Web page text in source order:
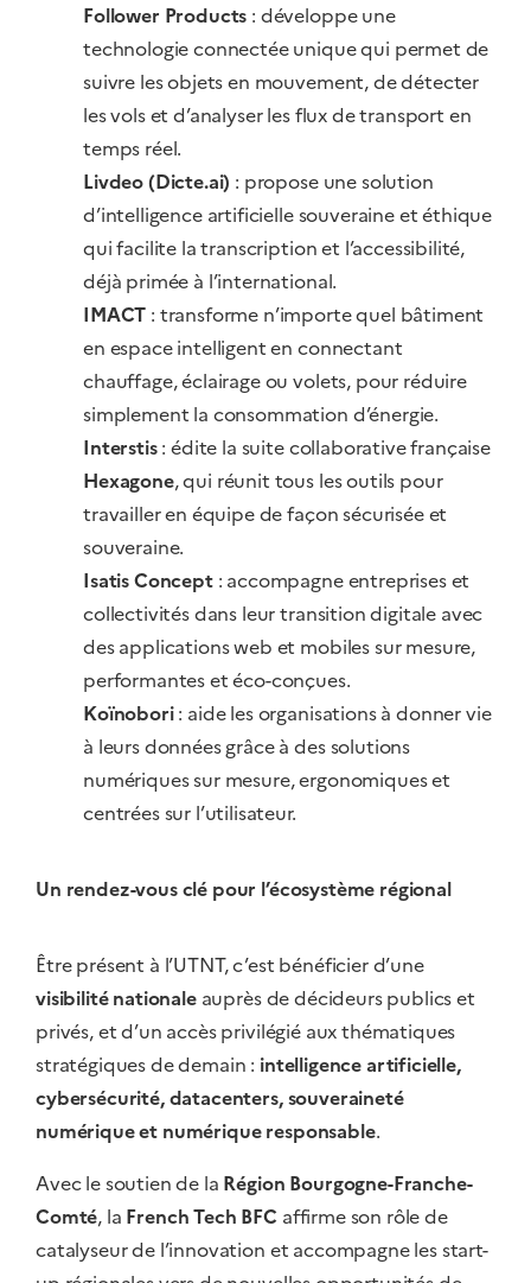
Follower Products : développe une
technologie connectée unique qui permet de
suivre les objets en mouvement, de détecter
les vols et d’analyser les flux de transport en
temps réel.
Livdeo (Dicte.ai) : propose une solution
d’intelligence artificielle souveraine et éthique
qui facilite la transcription et l’accessibilité,
déjà primée à l’international.
IMACT : transforme n’importe quel bâtiment
en espace intelligent en connectant
chauffage, éclairage ou volets, pour réduire
simplement la consommation d’énergie.
Interstis: édite la suite collaborative française
Hexagone, qui réunit tous les outils pour
travailler en équipe de façon sécurisée et
souveraine.
Isatis Concept: accompagne entreprises et
collectivités dans leur transition digitale avec
des applications web et mobiles sur mesure,
performantes et éco-conçues.
Koïnobori: aide les organisations à donner vie
à leurs données grâce à des solutions
numériques sur mesure, ergonomiques et
centrées sur l’utilisateur.
Un rendez-vous clé pour l’écosystème régional
Être présent à l’UTNT, c’est bénéficier d’une
visibilité nationaleauprès de décideurs publics et
privés, et d’un accès privilégié aux thématiques
stratégiques de demain : intelligence artificielle,
cybersécurité, datacenters, souveraineté
numérique et numérique responsable.
Avec le soutien de la Région Bourgogne-Franche-
Comté, la French Tech BFC affirme son rôle de
catalyseur de l’innovation et accompagne les start-